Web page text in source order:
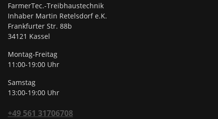
FarmerTec.-Treibhaustechnik
Inhaber Martin Retelsdorf e.K.
Frankfurter Str. 88b
34121 Kassel
Montag-Freitag
11:00-19:00 Uhr
Samstag
13:00-19:00 Uhr
+49 561 31706708